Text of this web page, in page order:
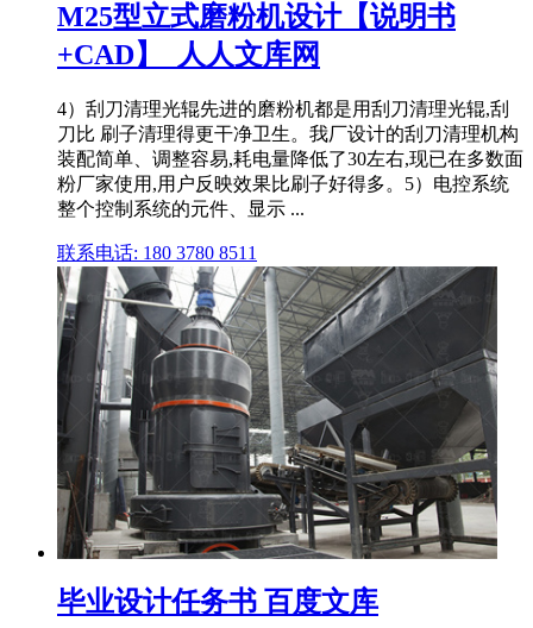
M25型立式磨粉机设计【说明书
+CAD】_人人文库网
4）刮刀清理光辊先进的磨粉机都是用刮刀清理光辊,刮
刀比 刷子清理得更干净卫生。我厂设计的刮刀清理机构
装配简单、调整容易,耗电量降低了30左右,现已在多数面
粉厂家使用,用户反映效果比刷子好得多。5）电控系统
整个控制系统的元件、显示 ...
联系电话: 180 3780 8511
毕业设计任务书 百度文库